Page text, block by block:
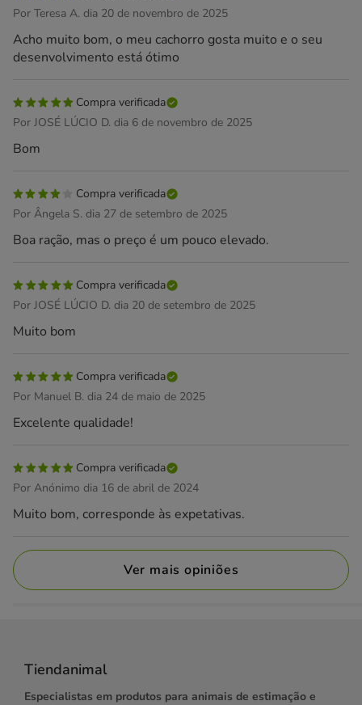
Por Teresa A. dia 20 de novembro de 2025
Acho muito bom, o meu cachorro gosta muito e o seu
desenvolvimento está ótimo
Compra verificada
Por JOSÉ LÚCIO D. dia 6 de novembro de 2025
Bom
Compra verificada
Por Ângela S. dia 27 de setembro de 2025
Boa ração, mas o preço é um pouco elevado.
Compra verificada
Por JOSÉ LÚCIO D. dia 20 de setembro de 2025
Muito bom
Compra verificada
Por Manuel B. dia 24 de maio de 2025
Excelente qualidade!
Compra verificada
Por Anónimo dia 16 de abril de 2024
Muito bom, corresponde às expetativas.
Ver mais opiniões
Tiendanimal
Especialistas em produtos para animais de estimação e